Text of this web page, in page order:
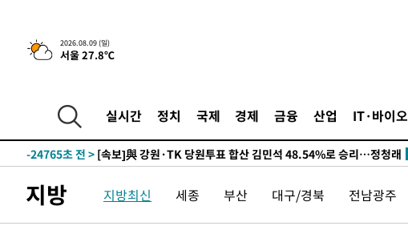
2026.08.09 (일)
서울 27.8℃
실시간 정치 국제 경제 금융 산업 IT·바이오
5시간 전 >[속보]美중부 사령관, 이스라엘 긴급방문 다중화된 전선 상황 논의
-29793초 전 > 이강인 ATM 입단식에 '상암벌 들썩'…"세계적인 선수 되길"
-26135초 전 >
AT마드리드 데뷔 앞둔 이강인, 맨시티전 선발 대신 '벤치 시작'
-24765초 전 >
44.40%
-24099초 전 > 與 강원·TK 당원투표 합산 김민석 46.01%로 승리…정청래
-23746초 전 >
[속보]與 당대표 경선, 경북 권리당원 투표 김민석 47.37%·정청래
-23648초 전 >[속보]與 당대표 경선, 대구 권리당원 투표 정청래 47.82%·김민석
지방 지방최신 세종 부산 대구/경북 전남광주